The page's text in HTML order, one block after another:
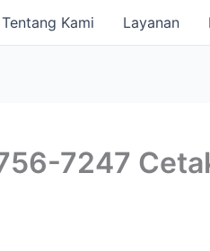
Tentang Kami Layanan
7247